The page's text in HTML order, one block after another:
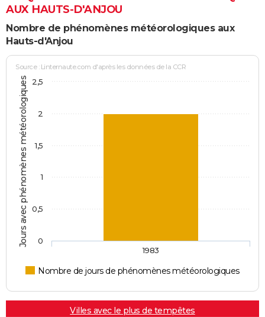
AUX HAUTS-D'ANJOU
Nombre de phénomènes météorologiques aux
Hauts-d'Anjou
Jours avec phénomènes météorologiques
Source : Linternaute.com d'après les données de la CCR
Nombre de jours de phénomènes météorologiques
1983
0
0,5
1
1,5
2
2,5
Villes avec le plus de tempêtes